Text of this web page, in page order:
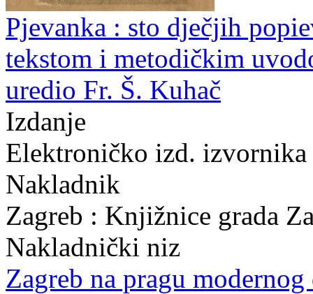
Pjevanka : sto dječjih
tekstom i metodičkim
uredio Fr. Š. Kuhač
Izdanje
Elektroničko izd.
Nakladnik
Zagreb : Knjižnice grada
Nakladnički niz
Zagreb na pragu modernog